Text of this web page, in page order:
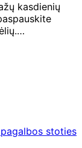
kasdienių
stoties